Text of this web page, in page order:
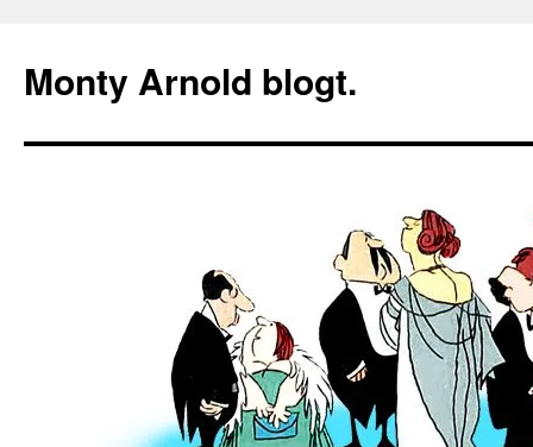
springen
Monty Arnold blogt.